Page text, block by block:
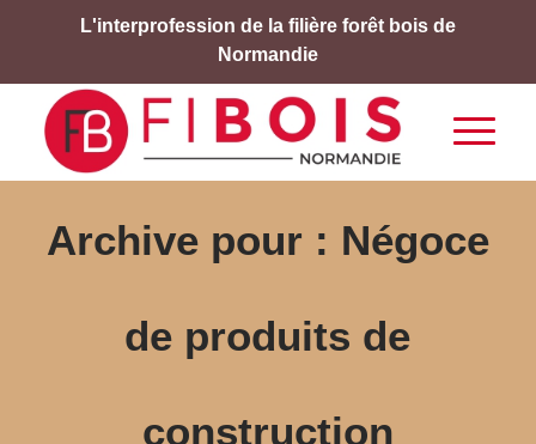
L'interprofession de la filière forêt bois de
Normandie
Archive pour : Négoce
de produits de
construction